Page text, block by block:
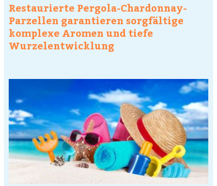
Restaurierte Pergola-Chardonnay-
Parzellen garantieren sorgfältige
komplexe Aromen und tiefe
Wurzelentwicklung